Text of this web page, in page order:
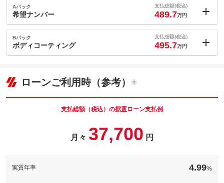
Aパック
希望ナンバー
支払総額(税込)
489.7万円
内：オプシ
ョン価格
(税込)
車両本体価
パック内容
Bパック
ボディコーティング
支払総額(税込)
495.7万円
車両本体価
468
ローンご利用時（参考）
支払総額（税込）の据置ローン支払例
月々 37,700 円
実質年率 4.99%